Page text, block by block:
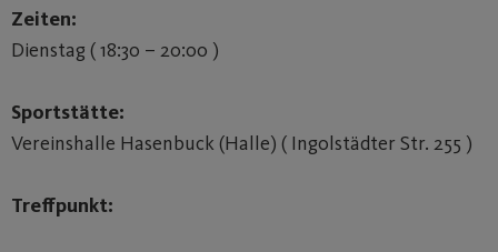
Zeiten:
Dienstag ( 18:30 – 20:00 )
Sportstätte:
Vereinshalle Hasenbuck (Halle) ( Ingolstädter Str. 255 )
Treffpunkt: